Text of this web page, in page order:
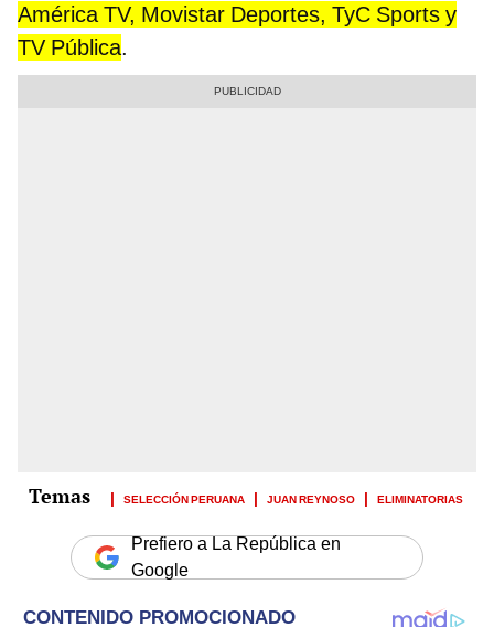
América TV, Movistar Deportes, TyC Sports y
TV Pública.
SELECCIÓN PERUANA JUAN REYNOSO ELIMINATORIAS
Prefiero a La República en
Google